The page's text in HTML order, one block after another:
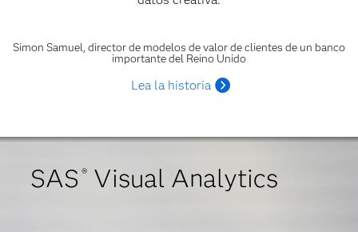
Simon Samuel, director de modelos de valor de clientes de un banco
importante del Reino Unido
Lea la historia
SAS ®Visual Analytics